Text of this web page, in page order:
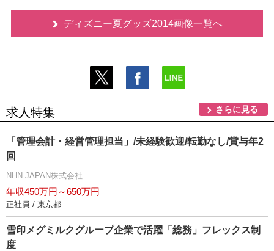
ディズニー夏グッズ2014画像一覧へ
求人特集 さらに見る
「管理会計・経営管理担当」/未経験歓迎/転勤なし/賞与年2
回
NHN JAPAN株式会社
年収450万円～650万円
正社員 / 東京都
雪印メグミルクグループ企業で活躍「総務」フレックス制
度